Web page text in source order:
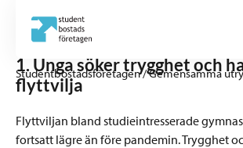
Studentbostadsföretagen/Gemensamma
1. Unga söker trygghet och
flyttvilja
Flyttviljan bland studieintresserade
fortsatt lägre än före pandemin. Trygghet